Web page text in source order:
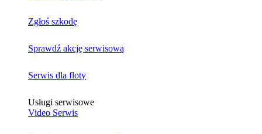
Zgłoś szkodę
Sprawdź akcję serwisową
Serwis dla floty
Usługi serwisowe
Video Serwis